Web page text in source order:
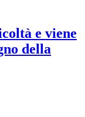
e viene
della